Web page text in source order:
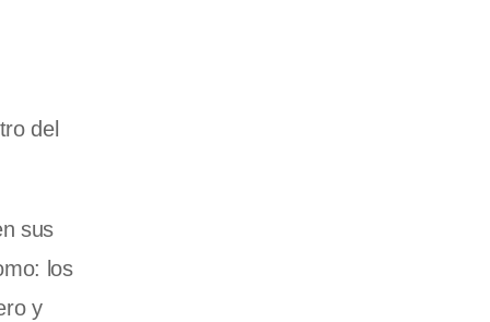
del
sus
los
y